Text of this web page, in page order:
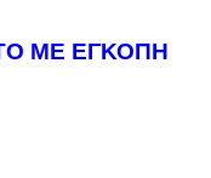
ΜΕ ΕΓΚΟΠΗ